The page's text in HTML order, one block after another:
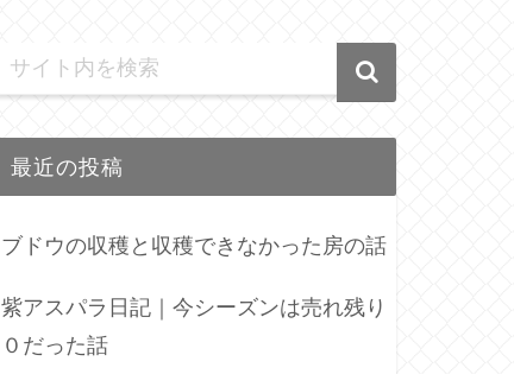
最近の投稿
ブドウの収穫と収穫できなかった房の話
紫アスパラ日記｜今シーズンは売れ残り
０だった話